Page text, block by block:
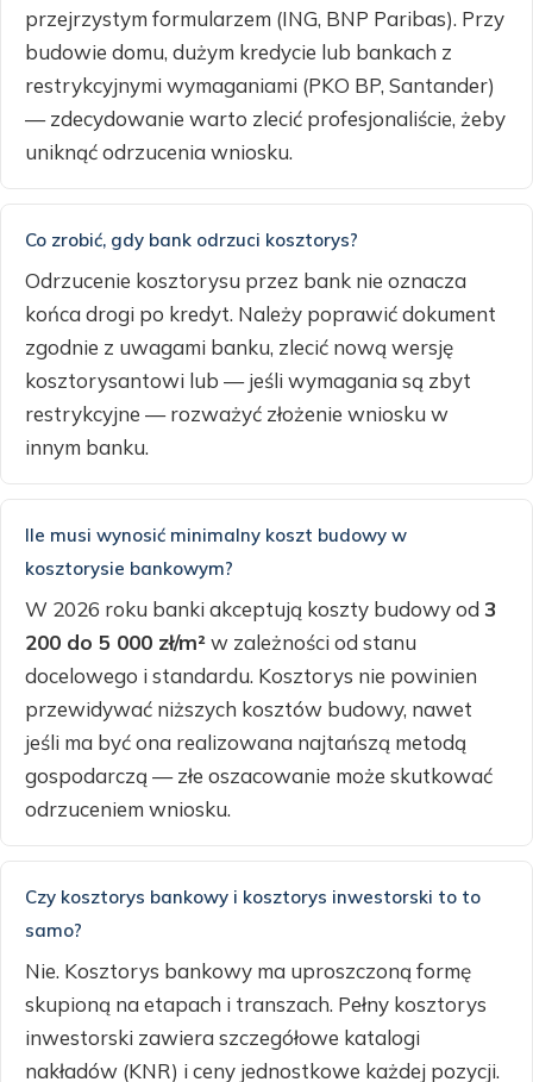
przejrzystym formularzem (ING, BNP Paribas). Przy
budowie domu, dużym kredycie lub bankach z
restrykcyjnymi wymaganiami (PKO BP, Santander)
— zdecydowanie warto zlecić profesjonaliście, żeby
uniknąć odrzucenia wniosku.
Co zrobić, gdy bank odrzuci kosztorys?
Odrzucenie kosztorysu przez bank nie oznacza
końca drogi po kredyt. Należy poprawić dokument
zgodnie z uwagami banku, zlecić nową wersję
kosztorysantowi lub — jeśli wymagania są zbyt
restrykcyjne — rozważyć złożenie wniosku w
innym banku.
Ile musi wynosić minimalny koszt budowy w
kosztorysie bankowym?
W 2026 roku banki akceptują koszty budowy od 3
200 do 5 000 zł/m²w zależności od stanu
docelowego i standardu. Kosztorys nie powinien
przewidywać niższych kosztów budowy, nawet
jeśli ma być ona realizowana najtańszą metodą
gospodarczą — złe oszacowanie może skutkować
odrzuceniem wniosku.
Czy kosztorys bankowy i kosztorys inwestorski to to
samo?
Nie. Kosztorys bankowy ma uproszczoną formę
skupioną na etapach i transzach. Pełny kosztorys
inwestorski zawiera szczegółowe katalogi
nakładów (KNR) i ceny jednostkowe każdej pozycji.